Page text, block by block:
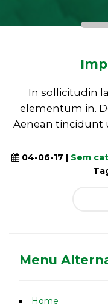
In sollicitudin
elementum in.
Aenean tincidunt
04-06-17 | Sem
Menu
Home